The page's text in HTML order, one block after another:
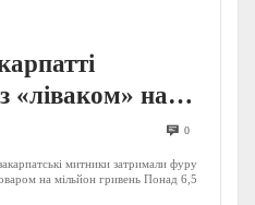
«ліваком» на
0
митники затримали фуру
на мільйон гривень Понад 6,5